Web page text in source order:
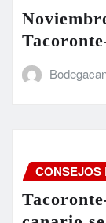
CONSEJOS